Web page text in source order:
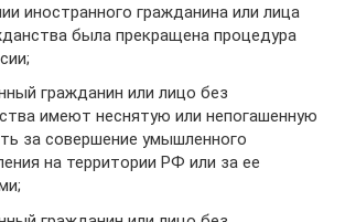
иностранного гражданина или лица
была прекращена процедура
гражданин или лицо без
имеют неснятую или непогашенную
за совершение умышленного
на территории РФ или за ее